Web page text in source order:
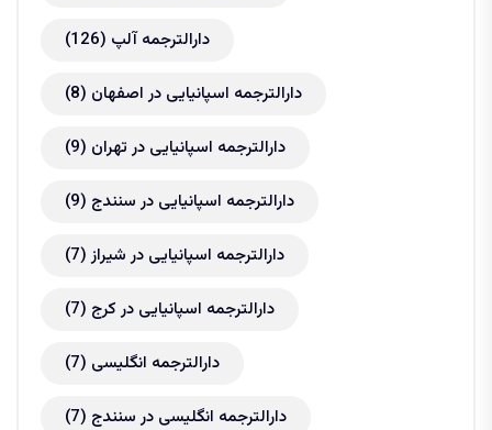
دارالترجمه آلپ (126)
دارالترجمه اسپانیایی در اصفهان (8)
دارالترجمه اسپانیایی در تهران (9)
دارالترجمه اسپانیایی در سنندج (9)
دارالترجمه اسپانیایی در شیراز(7)
دارالترجمه اسپانیایی در کرج (7)
دارالترجمه انگلیسی (7)
دارالترجمه انگلیسی در سنندج (7)